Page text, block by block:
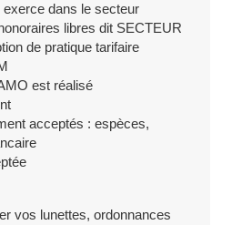
exerce dans le secteur
libres dit SECTEUR
de pratique tarifaire
est réalisé
acceptés : espèces,
vos lunettes, ordonnances